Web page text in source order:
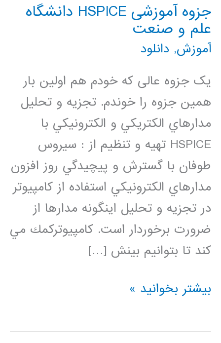
جزوه آموزشی HSPICE دانشگاه
علم و صنعت
آموزش, دانلود
یک جزوه عالی که خودم هم اولین بار
همین جزوه را خوندم. تجزيه و تحليل
مدارهاي الكتريكي و الكترونيكي با
HSPICE تهيه و تنظيم از : سيروس
طوفان با گسترش و پيچيدگي روز افزون
مدارهاي الكترونيكي استفاده از كامپيوتر
در تجزيه و تحليل اينگونه مدارها از
ضرورت برخوردار است. كامپيوتركمك مي
كند تا بتوانيم بينش […]
جزوه
HSPICE
بیشتر بخوانید »